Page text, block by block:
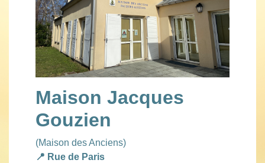
Maison Jacques
Gouzien
(Maison des Anciens)
📍 Rue de Paris